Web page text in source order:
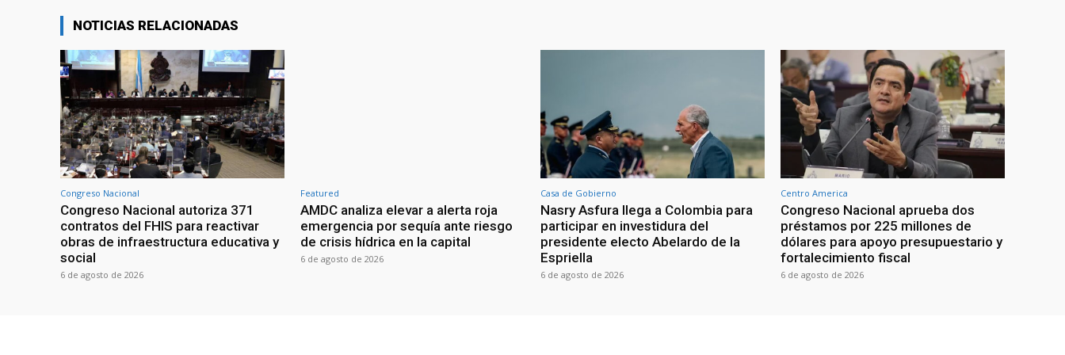
NOTICIAS RELACIONADAS
Congreso Nacional
Congreso Nacional autoriza 371
contratos del FHIS para reactivar
obras de infraestructura educativa y
social
6 de agosto de 2026
Featured
AMDC analiza elevar a alerta roja
emergencia por sequía ante riesgo
de crisis hídrica en la capital
6 de agosto de 2026
Casa de Gobierno
Nasry Asfura llega a Colombia para
participar en investidura del
presidente electo Abelardo de la
Espriella
6 de agosto de 2026
Centro America
Congreso Nacional aprueba dos
préstamos por 225 millones de
dólares para apoyo presupuestario y
fortalecimiento fiscal
6 de agosto de 2026